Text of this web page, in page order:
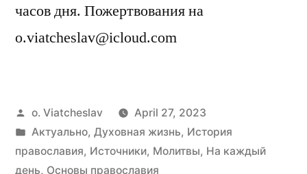
часов дня. Пожертвования на
o.viatcheslav@icloud.com
Posted
by
o. Viatcheslav
April 27, 2023
Posted
in
Актуально, Духовная жизнь, История
православия, Источники, Молитвы, На каждый
день, Основы православия